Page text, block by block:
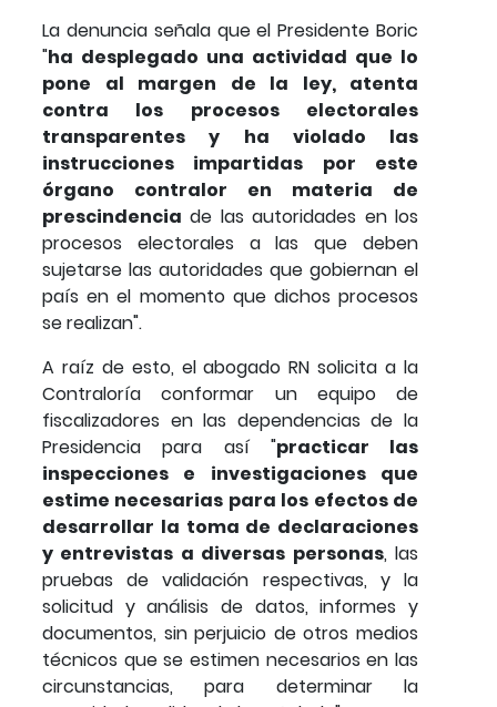
La denuncia señala que el Presidente Boric
"ha desplegado una actividad que lo
pone al margen de la ley, atenta
contra los procesos electorales
transparentes y ha violado las
instrucciones impartidas por este
órgano contralor en materia de
prescindencia de las autoridades en los
procesos electorales a las que deben
sujetarse las autoridades que gobiernan el
país en el momento que dichos procesos
se realizan".
A raíz de esto, el abogado RN solicita a la
Contraloría conformar un equipo de
fiscalizadores en las dependencias de la
Presidencia para así "practicar las
inspecciones e investigaciones que
estime necesarias para los efectos de
desarrollar la toma de declaraciones
y entrevistas a diversas personas, las
pruebas de validación respectivas, y la
solicitud y análisis de datos, informes y
documentos, sin perjuicio de otros medios
técnicos que se estimen necesarios en las
circunstancias, para determinar la